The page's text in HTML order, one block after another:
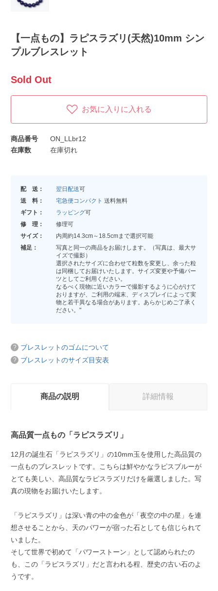
【一点もの】ラピスラズリ(天然)10mm シン
プルブレスレット
Sold Out
お気に入りに入れる
商品番号
ON_LLbr12
在庫数
在庫切れ
配 送： 翌日配送可
送 料：
宅急便コンパクト 送料無料
ギフト：
ラッピング可
修 理：
修理可
サイズ：
内周約14.3cm～18.5cmまで選択可能
補足：
写真と同一の商品をお届けします。（写真は、最大サ
イズで撮影）
選択されたサイズに合わせて粒数を変更し、余った粒
は同梱してお届けいたします。サイズ変更や予備パー
ツとしてご利用ください。
なるべく現物に近いカラーで撮影するように心がけて
おりますが、ご利用の端末、ディスプレイによって実
物と若干異なる場合があります。あらかじめご了承く
ださい。"
ブレスレットのゴムについて
ブレスレットのサイズ目安表
商品の説明 詳細情報
高品質一点もの「ラピスラズリ」
12月の誕生石「ラピスラズリ」の10mm玉を使用した高品質の
一点ものブレスレットです。こちらは鮮やかなラピスブルーが
とても美しい、高品質なラピスラズリだけを厳選しました。写
真の現物をお届けいたします。
「ラピスラズリ」は深い青の中の金色が「夜空の中の星」を連
想させることから、天のパワーが宿った石としても信じられて
いました。
そして世界で初めて「パワーストーン」として認められたの
も、この「ラピスラズリ」だと言われる程、歴史の古い石のよ
うです。